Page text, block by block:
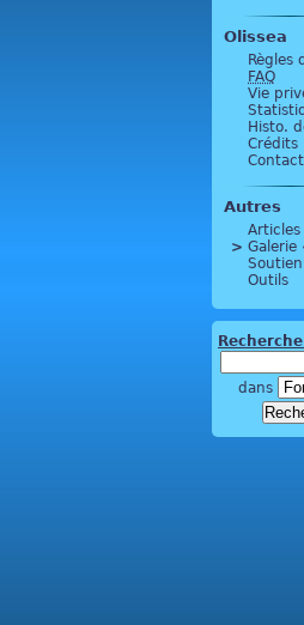
Olissea
Règles
FAQ
Vie
Histo.
Crédits
Contact
Autres
> Galerie
Soutien
Outils
dans